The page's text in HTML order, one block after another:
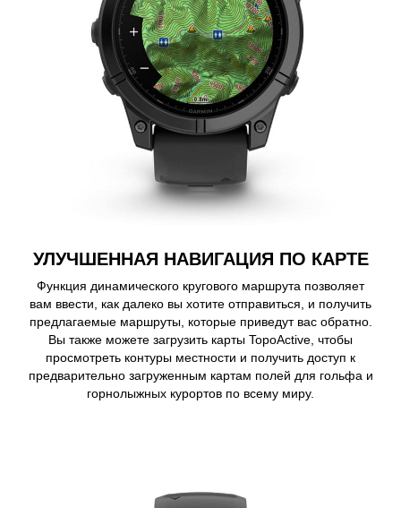
УЛУЧШЕННАЯ НАВИГАЦИЯ ПО КАРТЕ
Функция динамического кругового маршрута позволяет
вам ввести, как далеко вы хотите отправиться, и получить
предлагаемые маршруты, которые приведут вас обратно.
Вы также можете загрузить карты TopoActive, чтобы
просмотреть контуры местности и получить доступ к
предварительно загруженным картам полей для гольфа и
горнолыжных курортов по всему миру.